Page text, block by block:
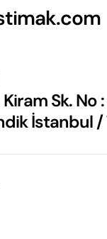
Sk. No
İstanbul /